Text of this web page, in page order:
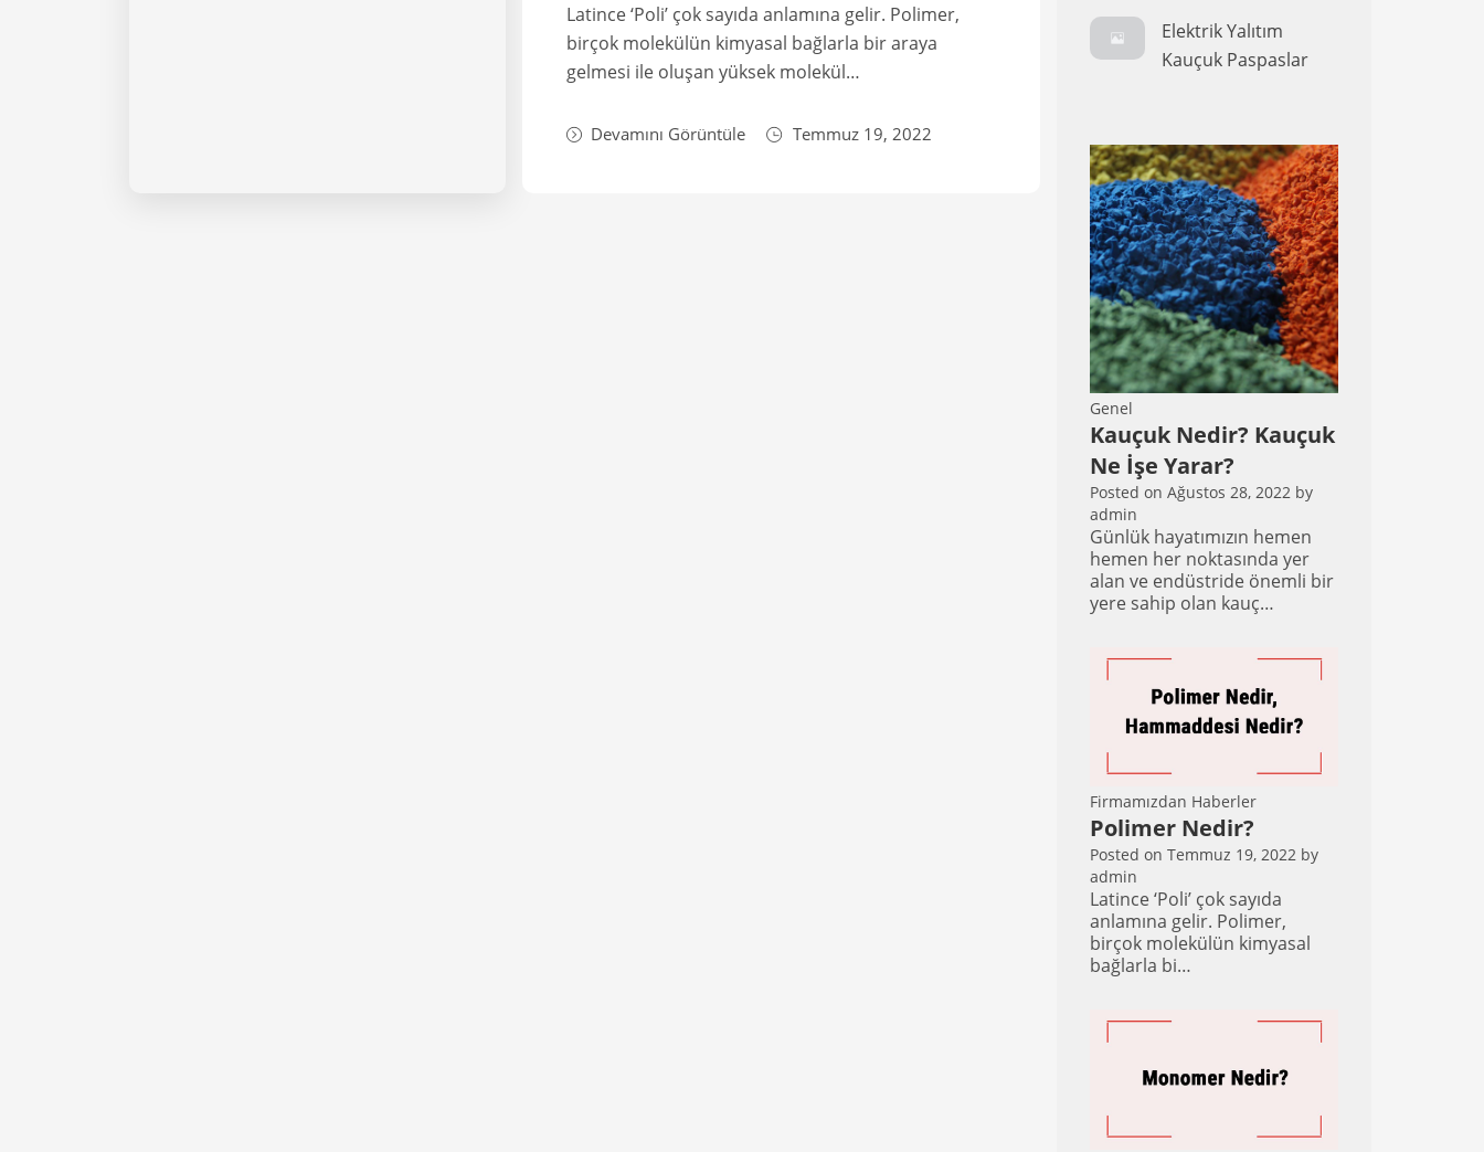
Latince ‘Poli’ çok sayıda anlamına gelir. Polimer,
birçok molekülün kimyasal bağlarla bir araya
gelmesi ile oluşan yüksek molekül…
Devamını Görüntüle Temmuz 19, 2022
Elektrik Yalıtım
Kauçuk Paspaslar
Genel
Kauçuk Nedir? Kauçuk
Ne İşe Yarar?
Posted on Ağustos 28, 2022 by
admin
Günlük hayatımızın hemen
hemen her noktasında yer
alan ve endüstride önemli bir
yere sahip olan kauç…
Firmamızdan Haberler
Polimer Nedir?
Posted on Temmuz 19, 2022 by
admin
Latince ‘Poli’ çok sayıda
anlamına gelir. Polimer,
birçok molekülün kimyasal
bağlarla bi…